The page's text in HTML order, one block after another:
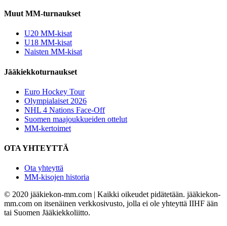
Muut MM-turnaukset
U20 MM-kisat
U18 MM-kisat
Naisten MM-kisat
Jääkiekkoturnaukset
Euro Hockey Tour
Olympialaiset 2026
NHL 4 Nations Face-Off
Suomen maajoukkueiden ottelut
MM-kertoimet
OTA YHTEYTTÄ
Ota yhteyttä
MM-kisojen historia
© 2020 jääkiekon-mm.com | Kaikki oikeudet pidätetään. jääkiekon-
mm.com on itsenäinen verkkosivusto, jolla ei ole yhteyttä IIHF ään
tai Suomen Jääkiekkoliitto.